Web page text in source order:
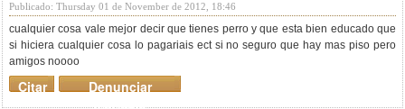
Publicado: Thursday 01 de November de 2012, 18:46
cualquier cosa vale mejor decir que tienes perro y que esta bien educado que
si hiciera cualquier cosa lo pagariais ect si no seguro que hay mas piso pero
amigos noooo
Denunciar
mensaje
Citar